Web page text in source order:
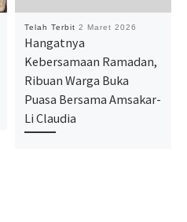
Telah Terbit 2 Maret 2026
Hangatnya
Kebersamaan Ramadan,
Ribuan Warga Buka
Puasa Bersama Amsakar-
Li Claudia